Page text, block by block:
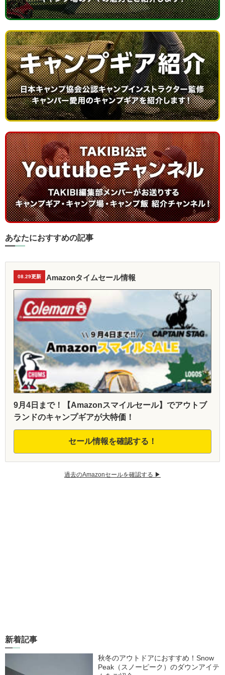
あなたにおすすめの記事
08.29更新 Amazonタイムセール情報
9月4日まで！【Amazonスマイルセール】でアウトブ
ランドのキャンプギアが大特価！
セール情報を確認する！
過去のAmazonセールを確認する ▶︎
新着記事
秋冬のアウトドアにおすすめ！Snow
Peak（スノーピーク）のダウンアイテ